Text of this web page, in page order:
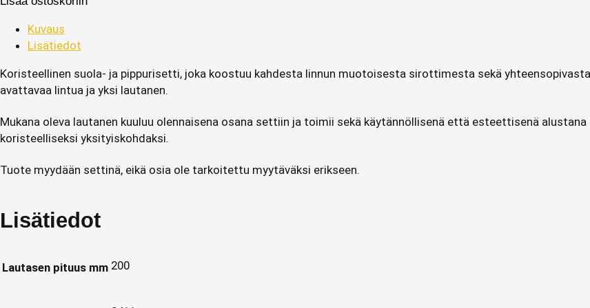
Kuvaus
Lisätiedot
Koristeellinen suola- ja pippurisetti, joka koostuu kahdesta linnun muotoisesta sirottimesta sekä
avattavaa lintua ja yksi lautanen.
Mukana oleva lautanen kuuluu olennaisena osana settiin ja toimii sekä käytännöllisenä että esteettisenä
koristeelliseksi yksityiskohdaksi.
Tuote myydään settinä, eikä osia ole tarkoitettu myytäväksi erikseen.
Lisätiedot
Lautasen pituus mm 200